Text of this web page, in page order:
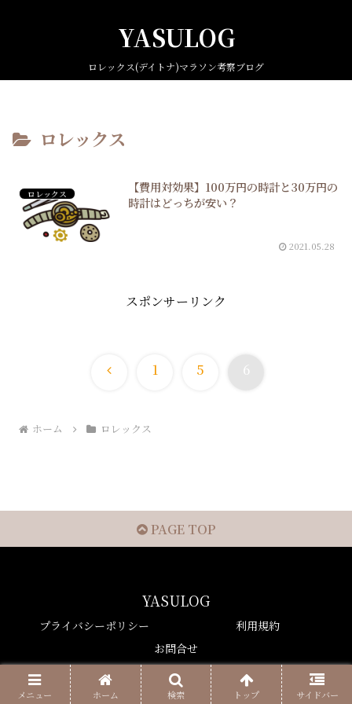
YASULOG
ロレックス(デイトナ)マラソン考察ブログ
ロレックス
ロレックス
【費用対効果】100万円の時計と30万円の
時計はどっちが安い？
2021.05.28
スポンサーリンク
前
1 5 6
ホーム ロレックス
PAGE TOP
YASULOG
プライバシーポリシー
利用規約
お問合せ
© 2021 YASULOG.
メニュー ホーム 検索 トップ サイドバー